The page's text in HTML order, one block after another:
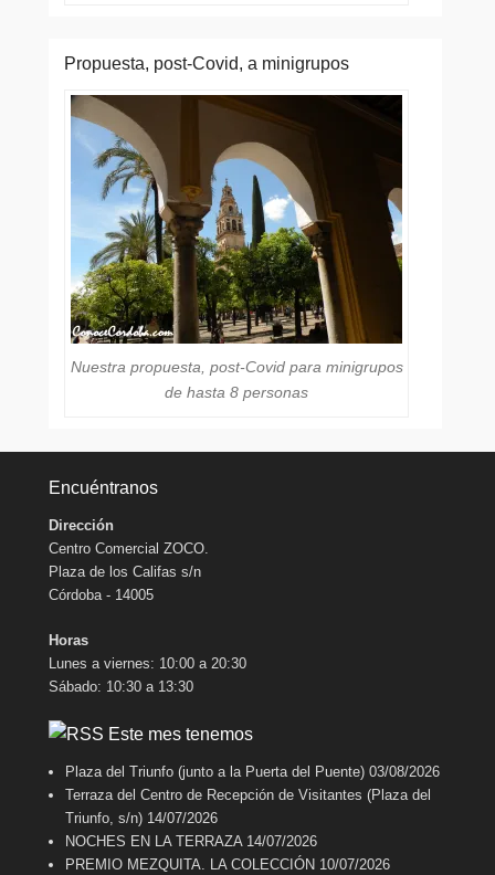
Propuesta, post-Covid, a minigrupos
Nuestra propuesta, post-Covid para minigrupos
de hasta 8 personas
Encuéntranos
Dirección
Centro Comercial ZOCO.
Plaza de los Califas s/n
Córdoba - 14005
Horas
Lunes a viernes: 10:00 a 20:30
Sábado: 10:30 a 13:30
Este mes tenemos
Plaza del Triunfo (junto a la Puerta del Puente) 03/08/2026
Terraza del Centro de Recepción de Visitantes (Plaza del
Triunfo, s/n) 14/07/2026
NOCHES EN LA TERRAZA 14/07/2026
PREMIO MEZQUITA. LA COLECCIÓN 10/07/2026